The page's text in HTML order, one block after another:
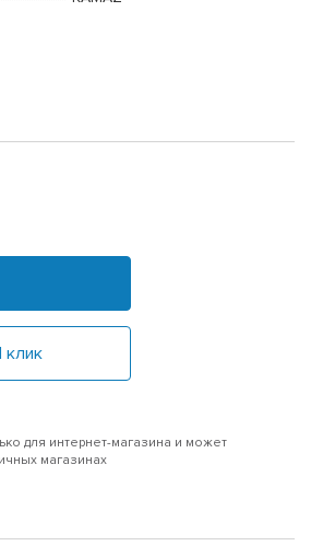
клик
для интернет-магазина и может
магазинах